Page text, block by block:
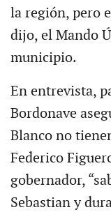
la región, pero
dijo, el Mando
municipio.
En entrevista,
Bordonave
Blanco no
Federico
gobernador,
Sebastian y